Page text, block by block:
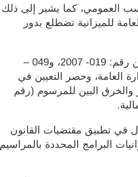
العمومي، كما يشير إلى ذلك
العامة للميزانية تضطلع بدور
كما تحدثت النقابة عن عدم تطبيق المرسومين رقم: 019- 2007، و049 –
العامة، وحصر التعيين في
والخرق البين للمرسوم (رقم
في تطبيق مقتضيات القانون
ميزانيات البرامج المحددة بالمراسيم